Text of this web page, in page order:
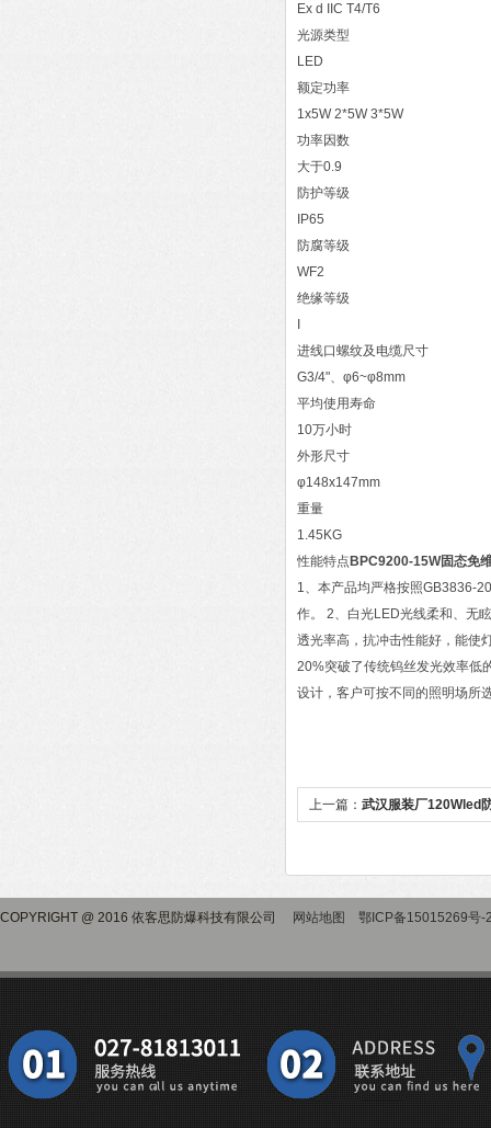
Ex d IIC T4/T6
光源类型
LED
额定功率
1x5W 2*5W 3*5W
功率因数
大于0.9
防护等级
IP65
防腐等级
WF2
绝缘等级
进线口螺纹及电缆尺寸
G3/4"、φ6~φ8mm
平均使用寿命
10万小时
外形尺寸
φ148x147mm
重量
1.45KG
性能特点 BPC9200-15W固态免
1、本产品均严格按照GB3836-
作。 2、白光LED光线柔和、无
透光率高，抗冲击性能好，能使
20%突破了传统钨丝发光效率低
设计，客户可按不同的照明场所
上一篇： 武汉服装厂120Wled
COPYRIGHT @ 2016 依客思防爆科技有限公司 网站地图 鄂ICP备15015269号-